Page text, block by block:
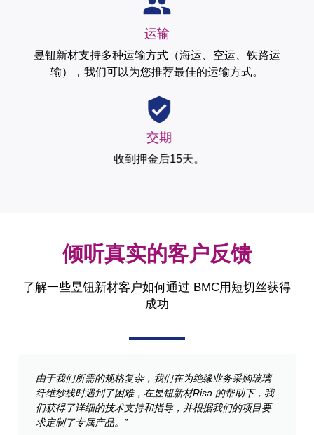
运输
昱钮新材支持多种运输方式（海运、空运、铁路运
输），我们可以为您推荐最佳的运输方式。
交期
收到押金后15天。
倾听真实的客户反馈
了解一些昱钮新材客户如何通过 BMC用短切丝获得
成功
由于我们所需的规格复杂，我们在为绝缘业务采购玻璃
纤维纱线时遇到了困难，在昱钮新材Risa 的帮助下，我
们获得了详细的技术支持和指导，并根据我们的项目要
求定制了专属产品。”